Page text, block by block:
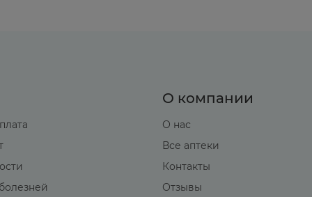
О компании
О нас
Все аптеки
Контакты
Отзывы